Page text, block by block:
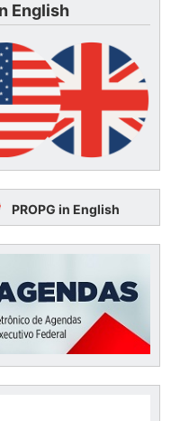
English
PROPG in English